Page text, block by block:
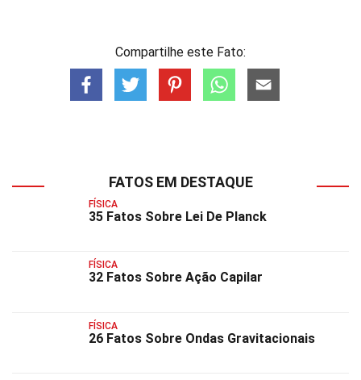
Compartilhe este Fato:
FATOS EM DESTAQUE
FÍSICA
35 Fatos Sobre Lei De Planck
FÍSICA
32 Fatos Sobre Ação Capilar
FÍSICA
26 Fatos Sobre Ondas Gravitacionais